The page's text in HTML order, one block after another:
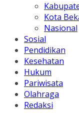
Kota
Nasional
Sosial
Pendidikan
Kesehatan
Hukum
Pariwisata
Olahraga
Redaksi